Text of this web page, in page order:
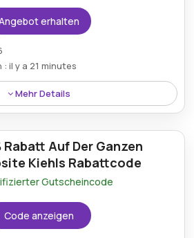
erhalten
il y a 21 minutes
Mehr Details
bietet bis zu 40% Rabatt
Artikel und gewährt Käufern
Aktionszeitraum Zugang zu
Rabatt Auf Der Ganzen
Kiehls Rabattcode
Gutscheincode
Code anzeigen